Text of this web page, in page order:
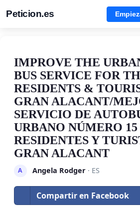
Peticion.es
IMPROVE THE
BUS SERVICE FOR
RESIDENTS &
GRAN ALACANT/
SERVICIO DE
URBANO NÚMERO
RESIDENTES Y
GRAN ALACANT
A Angela Rodger· ES
Compartir en Facebook